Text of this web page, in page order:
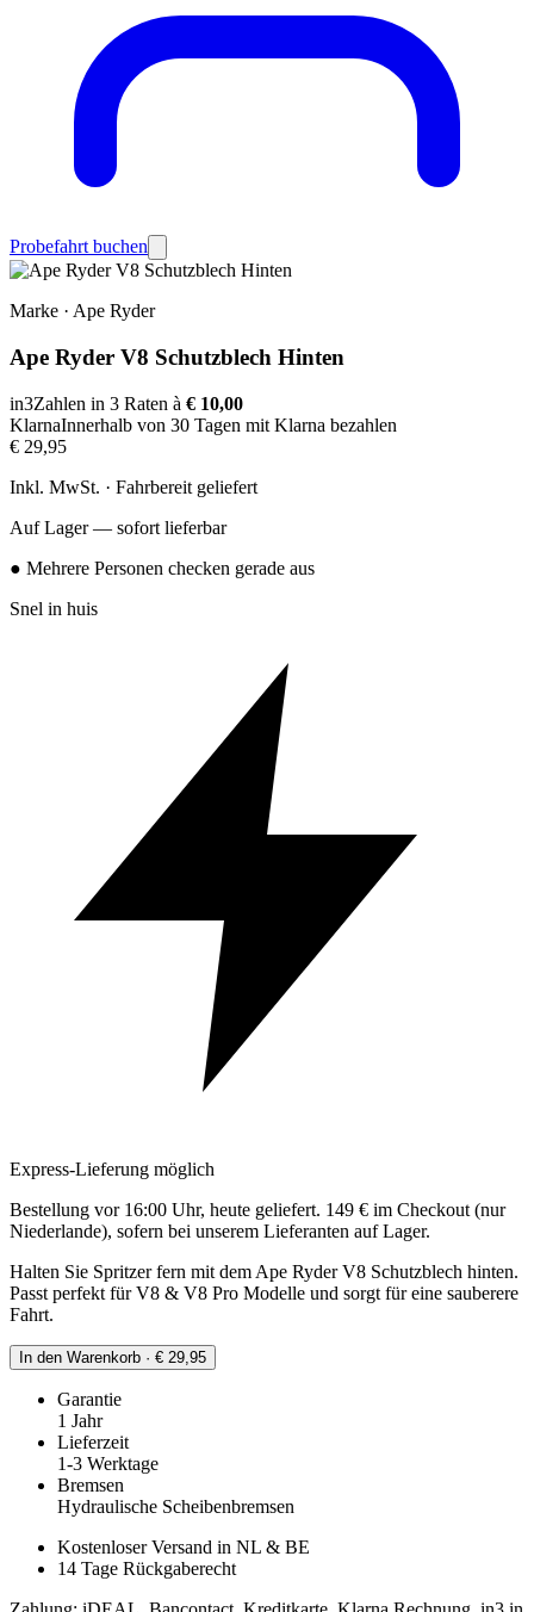
Probefahrt buchen
Marke · Ape Ryder
Ape Ryder V8 Schutzblech Hinten
in3Zahlen in 3 Raten à € 10,00
KlarnaInnerhalb von 30 Tagen mit Klarna bezahlen
€ 29,95
Inkl. MwSt. · Fahrbereit geliefert
Auf Lager — sofort lieferbar
● Mehrere Personen checken gerade aus
Snel in huis
Express-Lieferung möglich
Bestellung vor 16:00 Uhr, heute geliefert. 149 € im Checkout (nur
Niederlande), sofern bei unserem Lieferanten auf Lager.
Halten Sie Spritzer fern mit dem Ape Ryder V8 Schutzblech hinten.
Passt perfekt für V8 & V8 Pro Modelle und sorgt für eine sauberere
Fahrt.
In den Warenkorb · € 29,95
Garantie
1 Jahr
Lieferzeit
1-3 Werktage
Bremsen
Hydraulische Scheibenbremsen
Kostenloser Versand in NL & BE
14 Tage Rückgaberecht